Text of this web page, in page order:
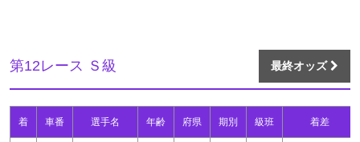
第12レース Ｓ級 最終オッズ
着 車番 選手名 年齢 府県 期別 級班 着差